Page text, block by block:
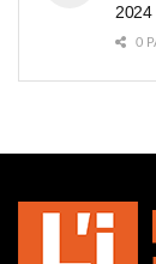
2024
0